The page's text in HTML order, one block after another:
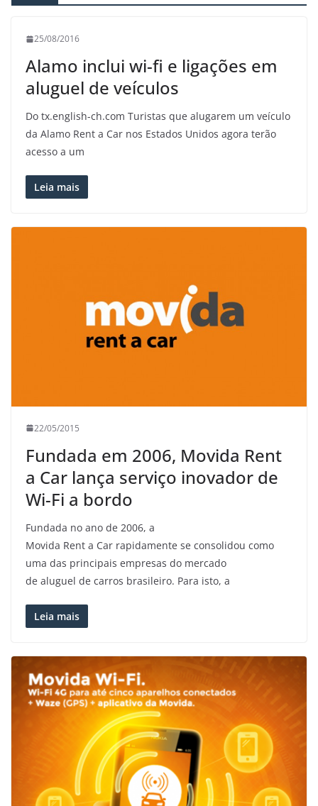
25/08/2016
Alamo inclui wi-fi e ligações em
aluguel de veículos
Do tx.english-ch.com Turistas que alugarem um veículo
da Alamo Rent a Car nos Estados Unidos agora terão
acesso a um
Leia mais
22/05/2015
Fundada em 2006, Movida Rent
a Car lança serviço inovador de
Wi-Fi a bordo
Fundada no ano de 2006, a
Movida Rent a Car rapidamente se consolidou como
uma das principais empresas do mercado
de aluguel de carros brasileiro. Para isto, a
Leia mais